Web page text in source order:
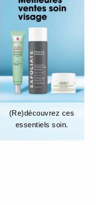
(Re)découvrez ces
essentiels soin.